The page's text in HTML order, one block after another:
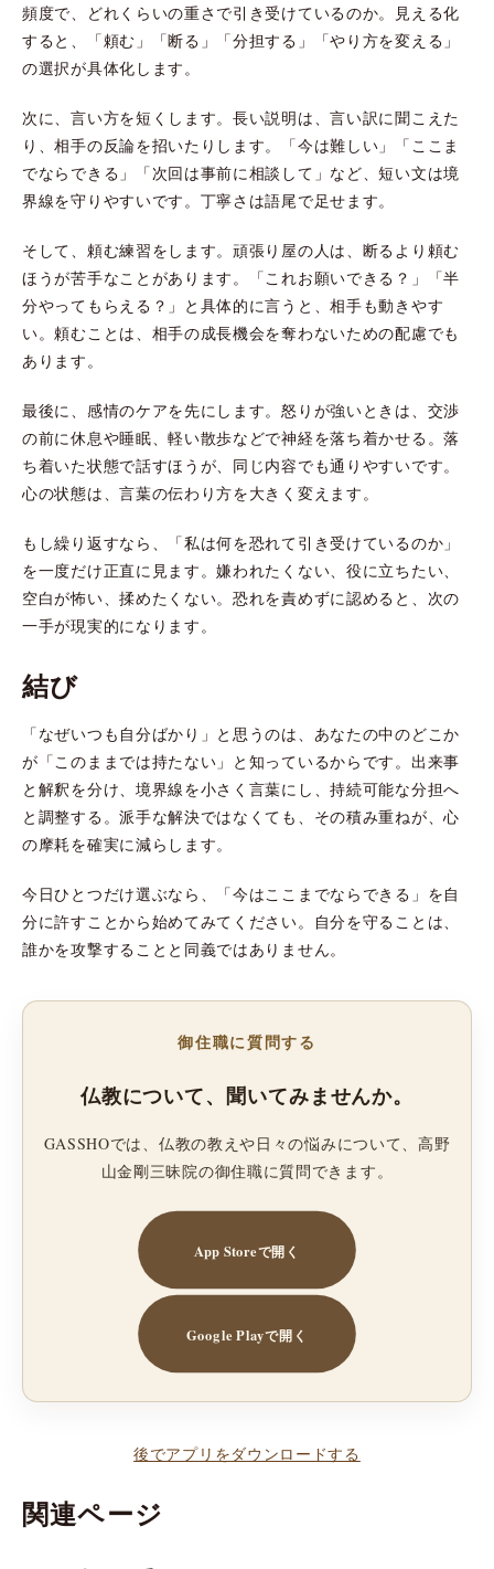
頻度で、どれくらいの重さで引き受けているのか。見える化
すると、「頼む」「断る」「分担する」「やり方を変える」
の選択が具体化します。
次に、言い方を短くします。長い説明は、言い訳に聞こえた
り、相手の反論を招いたりします。「今は難しい」「ここま
でならできる」「次回は事前に相談して」など、短い文は境
界線を守りやすいです。丁寧さは語尾で足せます。
そして、頼む練習をします。頑張り屋の人は、断るより頼む
ほうが苦手なことがあります。「これお願いできる？」「半
分やってもらえる？」と具体的に言うと、相手も動きやす
い。頼むことは、相手の成長機会を奪わないための配慮でも
あります。
最後に、感情のケアを先にします。怒りが強いときは、交渉
の前に休息や睡眠、軽い散歩などで神経を落ち着かせる。落
ち着いた状態で話すほうが、同じ内容でも通りやすいです。
心の状態は、言葉の伝わり方を大きく変えます。
もし繰り返すなら、「私は何を恐れて引き受けているのか」
を一度だけ正直に見ます。嫌われたくない、役に立ちたい、
空白が怖い、揉めたくない。恐れを責めずに認めると、次の
一手が現実的になります。
結び
「なぜいつも自分ばかり」と思うのは、あなたの中のどこか
が「このままでは持たない」と知っているからです。出来事
と解釈を分け、境界線を小さく言葉にし、持続可能な分担へ
と調整する。派手な解決ではなくても、その積み重ねが、心
の摩耗を確実に減らします。
今日ひとつだけ選ぶなら、「今はここまでならできる」を自
分に許すことから始めてみてください。自分を守ることは、
誰かを攻撃することと同義ではありません。
御住職に質問する
仏教について、聞いてみませんか。
GASSHOでは、仏教の教えや日々の悩みについて、高野
山金剛三昧院の御住職に質問できます。
App Storeで開く
Google Playで開く
後でアプリをダウンロードする
関連ページ